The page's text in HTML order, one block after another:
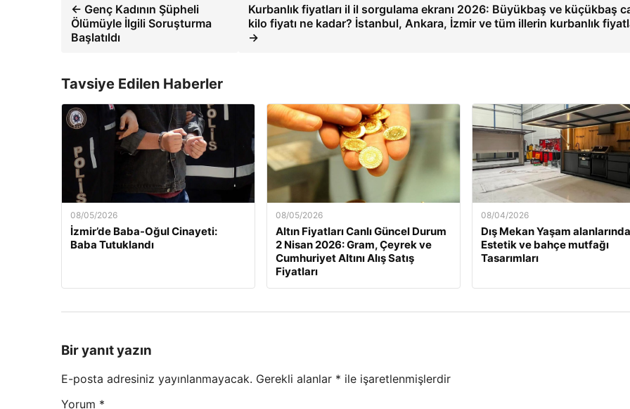
← Genç Kadının Şüpheli
Ölümüyle İlgili Soruşturma
Başlatıldı
Kurbanlık fiyatları il il sorgulama ekranı 2026: Büyükbaş ve küçükbaş
kilo fiyatı ne kadar? İstanbul, Ankara, İzmir ve tüm illerin kurbanlık
→
Tavsiye Edilen Haberler
08/05/2026
İzmir’de Baba-Oğul Cinayeti:
Baba Tutuklandı
08/05/2026
Altın Fiyatları Canlı Güncel Durum
2 Nisan 2026: Gram, Çeyrek ve
Cumhuriyet Altını Alış Satış
Fiyatları
08/04/2026
Dış Mekan Yaşam alanlarında
Estetik ve bahçe mutfağı
Tasarımları
Bir yanıt yazın
E-posta adresiniz yayınlanmayacak. Gerekli alanlar * ile işaretlenmişlerdir
Yorum *